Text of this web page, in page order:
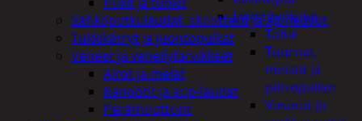
Lyöntityökalut
Taltat
Tuurnat,
meistit ja
piirtopuikot
Vasarat ja
Sähköpotkulaudat, skootterit ja ajoneuvot
Tukkikärryt ja juontopulkat
Veneet ja veneilytarvikkeet
Airot ja melat
Kanootit ja sup-laudat
Perämoottorit